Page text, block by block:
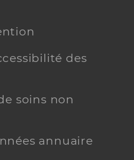
des
soins non
annuaire